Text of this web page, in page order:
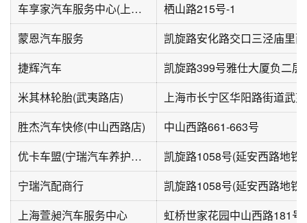
车享家汽车服务中心(上海苗圃店)
栖山路215号-1
蒙恩汽车服务
凯旋路安化路交口三泾庙里面
捷辉汽车
米其林轮胎(武夷路店)
上海市长宁区华阳路街道武
胜杰汽车快修(中山西路店)
中山西路661-663号
优卡车盟(宁瑞汽车养护中心)
宁瑞汽配商行
上海萱昶汽车服务中心
虹桥世家花园中山西路181号